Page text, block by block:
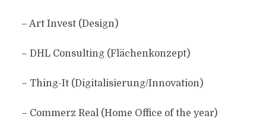
– Art Invest (Design)
– DHL Consulting (Flächenkonzept)
– Thing-It (Digitalisierung/Innovation)
– Commerz Real (Home Office of the year)